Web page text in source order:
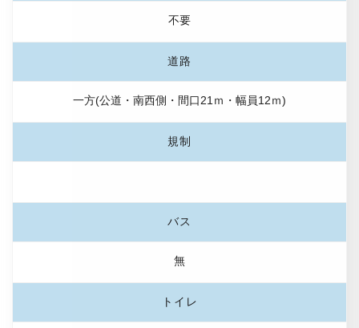
不要
道路
一方(公道・南西側・間口21ｍ・幅員12ｍ)
規制
バス
無
トイレ